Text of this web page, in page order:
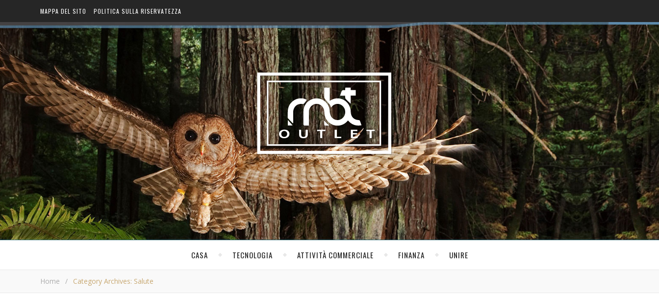
MAPPA DEL SITO POLITICA SULLA RISERVATEZZA
CASA TECNOLOGIA ATTIVITÀ COMMERCIALE FINANZA UNIRE
Home / Category Archives: Salute